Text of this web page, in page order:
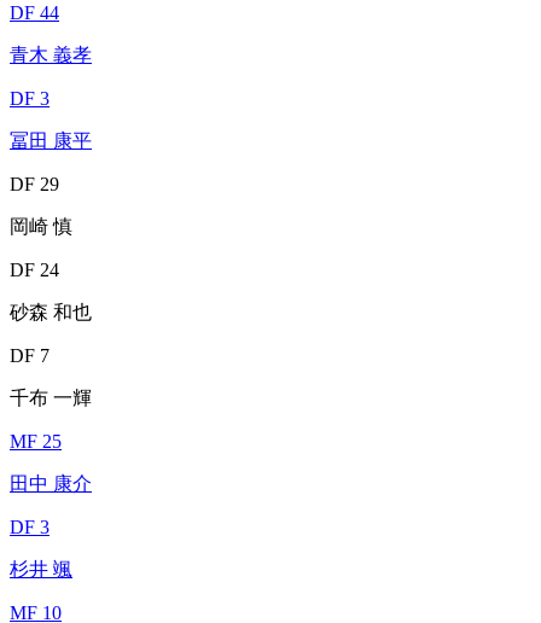
DF 44
青木 義孝
DF 3
冨田 康平
DF 29
岡崎 慎
DF 24
砂森 和也
DF 7
千布 一輝
MF 25
田中 康介
DF 3
杉井 颯
MF 10